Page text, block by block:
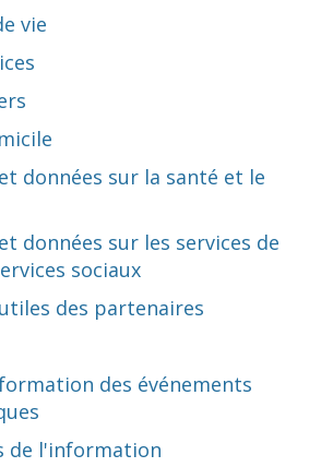
vie
données sur la santé et le
données sur les services de
sociaux
des partenaires
des événements
de l'information